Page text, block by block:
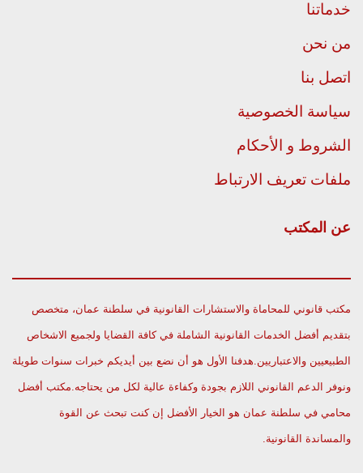
خدماتنا
من نحن
اتصل بنا
سياسة الخصوصية
الشروط و الأحكام
ملفات تعريف الارتباط
عن المكتب
مكتب قانوني للمحاماة والاستشارات القانونية في سلطنة عمان، متخصص
بتقديم أفضل الخدمات القانونية الشاملة في كافة القضايا ولجميع الاشخاص
الطبيعيين والاعتباريين.هدفنا الأول هو أن نضع بين أيديكم خبرات سنوات طويلة
ونوفر الدعم القانوني اللازم بجودة وكفاءة عالية لكل من يحتاجه.مكتب أفضل
محامي في سلطنة عمان هو الخيار الأفضل إن كنت تبحث عن القوة
والمساندة القانونية.